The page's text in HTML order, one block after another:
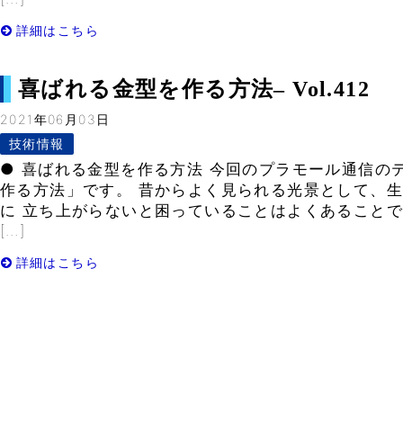
詳細はこちら
喜ばれる金型を作る方法– Vol.412
2021年06月03日
技術情報
● 喜ばれる金型を作る方法 今回のプラモール通信の
作る方法」です。 昔からよく見られる光景として、
に 立ち上がらないと困っていることはよくあること
[…]
詳細はこちら